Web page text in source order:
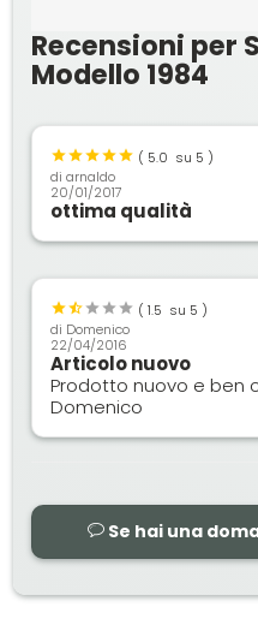
Recensioni per
Modello 1984
( 5.0 su 5 )
diarnaldo
20/01/2017
ottima qualità
(1.5 su 5 )
di Domenico
22/04/2016
Articolo nuovo
Prodotto nuovo e ben
Domenico
Se hai una